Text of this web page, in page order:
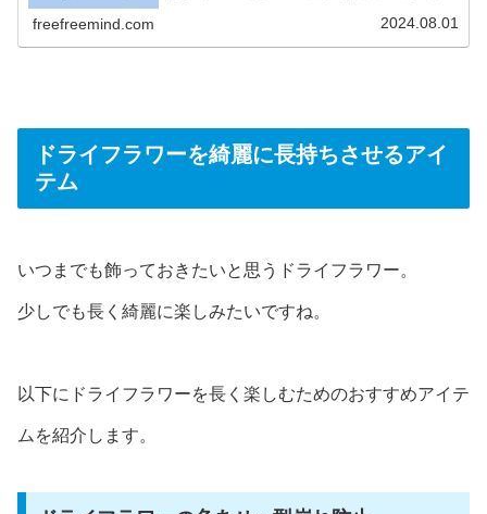
freefreemind.com 2024.08.01
ドライフラワーを綺麗に長持ちさせるアイ
テム
いつまでも飾っておきたいと思うドライフラワー。
少しでも長く綺麗に楽しみたいですね。
以下にドライフラワーを長く楽しむためのおすすめアイテ
ムを紹介します。